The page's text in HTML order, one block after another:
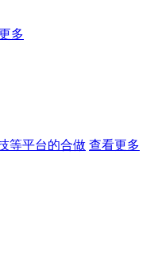
多
等平台的合做 查看更多